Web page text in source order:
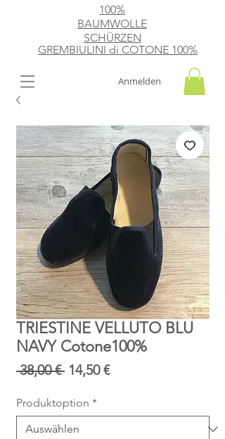
100%
BAUMWOLLE
SCHÜRZEN
GREMBIULINI di ​ COTONE 100%
Anmelden
TRIESTINE VELLUTO BLU
NAVY Cotone100%
38,00 € Standardpreis
14,50 €Sale-
Produktoption *